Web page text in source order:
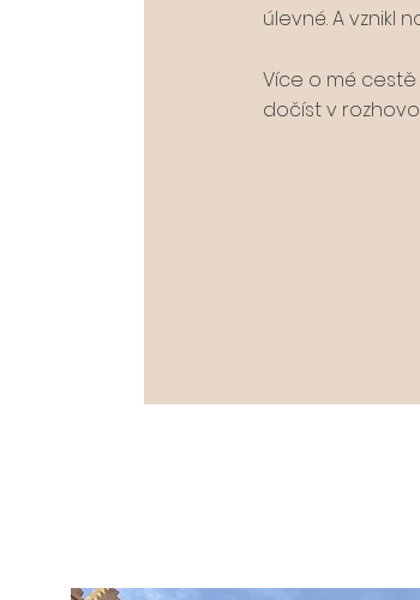
úlevné. A vznikl
Více o mé
dočíst v